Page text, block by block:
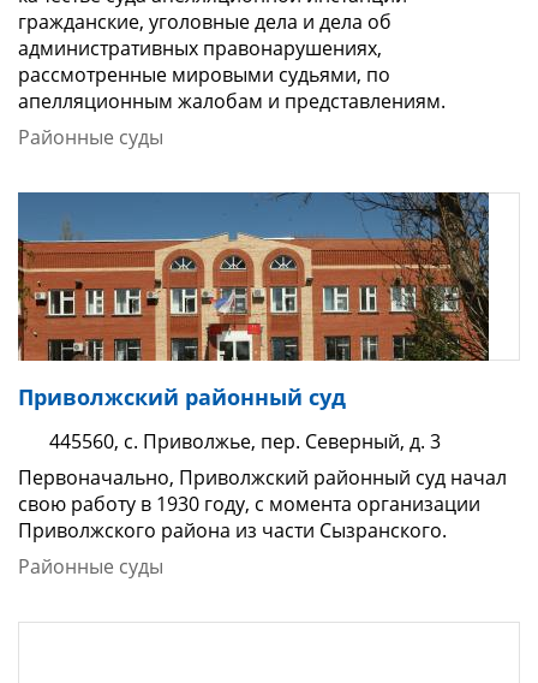
гражданские, уголовные дела и дела об
административных правонарушениях,
рассмотренные мировыми судьями, по
апелляционным жалобам и представлениям.
Районные суды
Приволжский районный суд
445560, с. Приволжье, пер. Северный, д. 3
Первоначально, Приволжский районный суд начал
свою работу в 1930 году, с момента организации
Приволжского района из части Сызранского.
Районные суды